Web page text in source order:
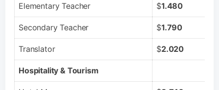
Elementary Teacher $1.480
Secondary Teacher $1.790
Translator $2.020
Hospitality & Tourism